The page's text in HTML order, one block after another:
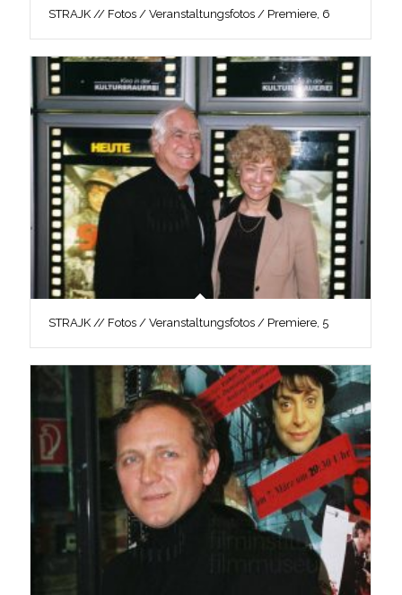
STRAJK // Fotos / Veranstaltungsfotos / Premiere, 6
STRAJK // Fotos / Veranstaltungsfotos / Premiere, 5